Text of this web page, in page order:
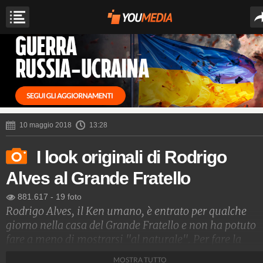
10 maggio 2018 13:28
I look originali di Rodrigo
Alves al Grande Fratello
881.617 - 19 foto
Rodrigo Alves, il Ken umano, è entrato per qualche
giorno nella casa del Grande Fratello e non ha potuto
fare a meno di mostrarsi "al naturale". Per fare la
MOSTRA TUTTO